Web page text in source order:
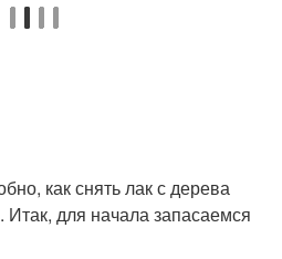
как снять лак с дерева
для начала запасаемся